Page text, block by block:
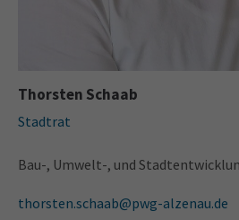
Thorsten Schaab
Stadtrat
Bau-, Umwelt-, und
thorsten.schaab@pwg-alzenau.de